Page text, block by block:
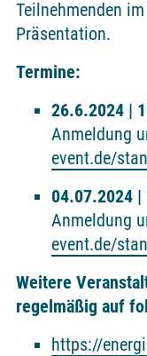
Teilnehmenden
Präsentation.
Termine:
26.6.2024 |
Anmeldung
event.de/
04.07.2024
Anmeldung
event.de/
Weitere
regelmäßig auf
https://